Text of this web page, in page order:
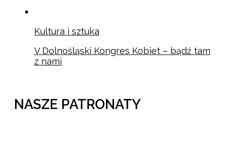
Kultura i sztuka
V Dolnośląski Kongres Kobiet – bądź tam
z nami
NASZE PATRONATY